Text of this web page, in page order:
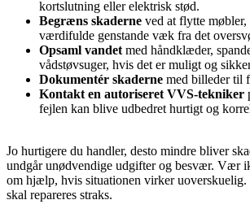
kortslutning eller elektrisk stød.
Begræns skaderne ved at flytte
værdifulde genstande væk fra det
Opsaml vandet med håndklæder,
vådstøvsuger, hvis det er muligt og
Dokumentér skaderne med billeder til
Kontakt en autoriseret VVS-tekniker
fejlen kan blive udbedret hurtigt og
Jo hurtigere du handler, desto mindre bliver
undgår unødvendige udgifter og besvær. Vær
om hjælp, hvis situationen virker
skal repareres straks.